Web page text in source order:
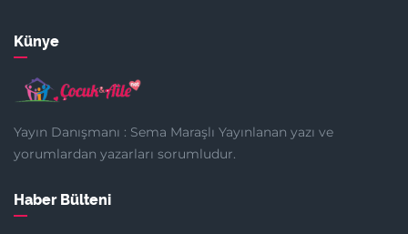
Künye
Yayın Danışmanı : Sema Maraşlı Yayınlanan yazı ve
yorumlardan yazarları sorumludur.
Haber Bülteni